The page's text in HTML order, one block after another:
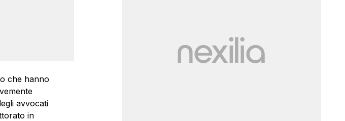
che hanno
avvocati
in